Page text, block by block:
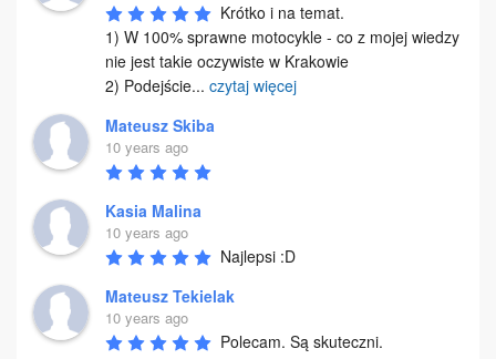
Krótko i na temat.
1) W 100% sprawne motocykle - co z mojej wiedzy
nie jest takie oczywiste w Krakowie
2) Podejście... czytaj więcej
Mateusz Skiba
10 years ago
Kasia Malina
10 years ago
Najlepsi :D
Mateusz Tekielak
10 years ago
Polecam. Są skuteczni.